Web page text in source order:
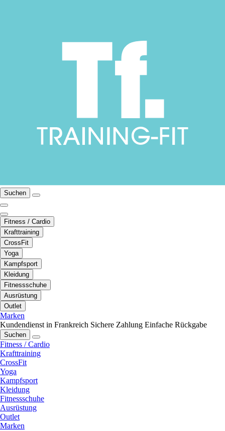
Suchen
Fitness / Cardio
Krafttraining
CrossFit
Yoga
Kampfsport
Kleidung
Fitnessschuhe
Ausrüstung
Outlet
Marken
Kundendienst in Frankreich Sichere Zahlung Einfache Rückgabe
Suchen
Fitness / Cardio
Krafttraining
CrossFit
Yoga
Kampfsport
Kleidung
Fitnessschuhe
Ausrüstung
Outlet
Marken